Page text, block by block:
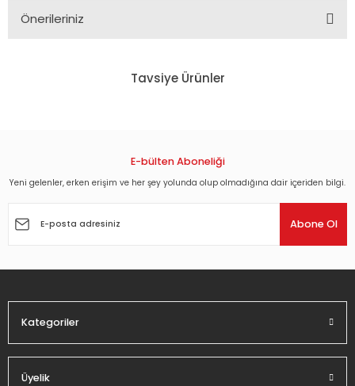
Önerileriniz
kullanarak tarafımıza iletebilirsiniz.
Ürün açıklamasında eksik bilgiler bulunuyor.
Ürün bilgilerinde hatalar bulunuyor.
Bu ürüne benzer farklı alternatifler olmalı.
Tavsiye Ürünler
2.916,00 TL
MADONNA - CONFESSIONS ON A DANCE FLOOR (2005) - 2LP LTD EDT PINK
E-bülten Aboneliği
Yeni gelenler, erken erişim ve her şey yolunda olup olmadığına dair içeriden bilgi.
Abone Ol
Kategoriler
Üyelik